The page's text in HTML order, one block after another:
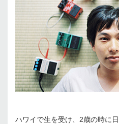
ハワイで生を受け、2歳の時に